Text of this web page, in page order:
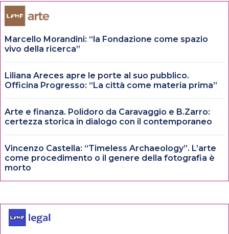
Marcello Morandini: “la Fondazione come spazio
vivo della ricerca”
Liliana Areces apre le porte al suo pubblico.
Officina Progresso: “La città come materia prima”
Arte e finanza. Polidoro da Caravaggio e B.Zarro:
certezza storica in dialogo con il contemporaneo
Vincenzo Castella: “Timeless Archaeology”. L’arte
come procedimento o il genere della fotografia è
morto